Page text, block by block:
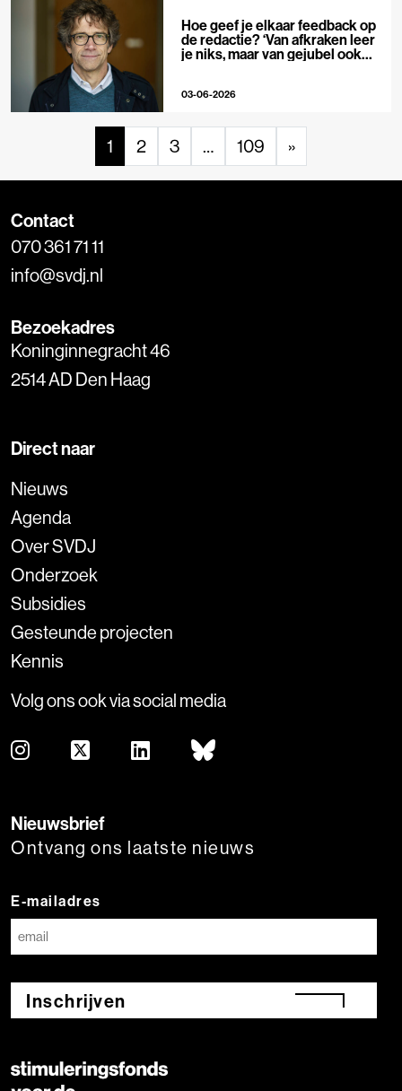
Hoe geef je elkaar feedback op
de redactie? ‘Van afkraken leer
je niks, maar van gejubel ook
03-06-2026
1 2 3 … 109 »
Contact
070 361 71 11
info@svdj.nl
Bezoekadres
Koninginnegracht 46
2514 AD Den Haag
Direct naar
Nieuws
Agenda
Over SVDJ
Onderzoek
Subsidies
Gesteunde projecten
Kennis
Volg ons ook via social media
Nieuwsbrief
Ontvang ons laatste nieuws
E-mailadres
Inschrijven